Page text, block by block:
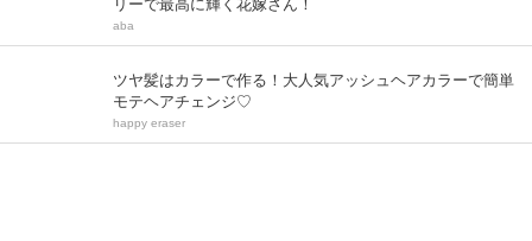
リーで最高に輝く花嫁さん！
aba
ツヤ髪はカラーで作る！大人気アッシュヘアカラーで簡単
モテヘアチェンジ♡
happy eraser